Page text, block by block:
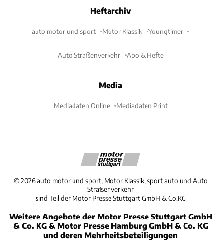
Heftarchiv
auto motor und sport Motor Klassik Youngtimer
Auto Straßenverkehr Abo & Hefte
Media
Mediadaten Online Mediadaten Print
©2026 auto motor und sport, Motor Klassik, sport auto und Auto
Straßenverkehr
sind Teil der Motor Presse Stuttgart GmbH & Co.KG
Weitere Angebote der Motor Presse Stuttgart GmbH
& Co. KG & Motor Presse Hamburg GmbH & Co. KG
und deren Mehrheitsbeteiligungen